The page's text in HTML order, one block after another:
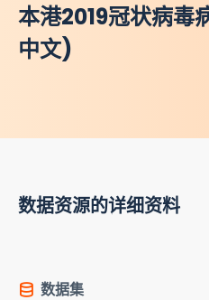
本港2019冠状病毒
中文)
数据资源的详细资料
数据集